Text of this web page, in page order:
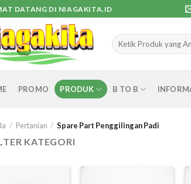
DATANG DI NIAGAKITA.ID
Pencarian
untuk:
PROMO PRODUK B TO B
/ Pertanian / Spare Part Penggilingan Padi
KATEGORI